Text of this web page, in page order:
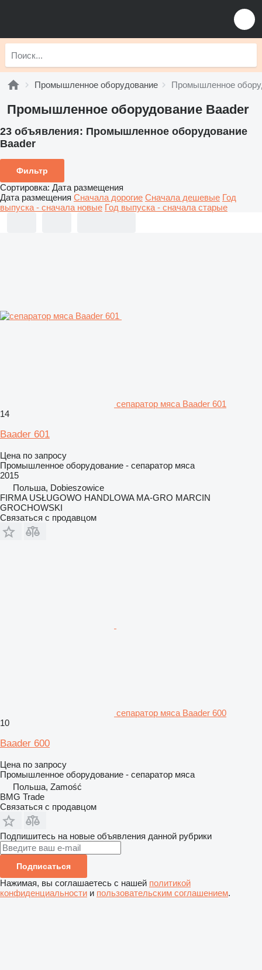
Промышленное оборудование Промышленное
Промышленное оборудование Baader
23 объявления: Промышленное оборудование
Baader
Фильтр
Сортировка: Дата размещения
Дата размещения Сначала дорогие Сначала дешевые Год
выпуска - сначала новые Год выпуска - сначала старые
сепаратор мяса Baader 601
14
Baader 601
Цена по запросу
Промышленное оборудование - сепаратор мяса
2015
Польша, Dobieszowice
FIRMA USŁUGOWO HANDLOWA MA-GRO MARCIN
GROCHOWSKI
Связаться с продавцом
сепаратор мяса Baader 600
10
Baader 600
Цена по запросу
Промышленное оборудование - сепаратор мяса
Польша, Zamość
BMG Trade
Связаться с продавцом
Подпишитесь на новые объявления данной рубрики
Подписаться
Нажимая, вы соглашаетесь с нашей политикой
конфиденциальности и пользовательским соглашением.